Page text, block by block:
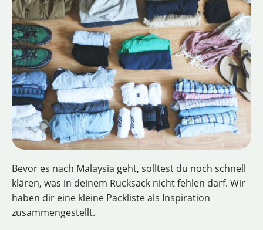
Bevor es nach Malaysia geht, solltest du noch schnell
klären, was in deinem Rucksack nicht fehlen darf. Wir
haben dir eine kleine Packliste als Inspiration
zusammengestellt.